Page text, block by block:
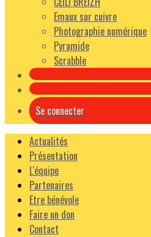
Emaux sur cuivre
Photographie numérique
Pyramide
Scrabble
Se connecter
Actualités
Présentation
L'équipe
Partenaires
Etre bénévole
Faire un don
Contact